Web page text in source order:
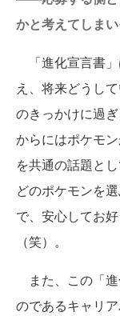
かと考えてしまい
「進化宣言書
え、将来どうし
のきっかけに過
からにはポケモ
を共通の話題と
どのポケモンを
で、安心してお
（笑）。
また、この「
のであるキャリ